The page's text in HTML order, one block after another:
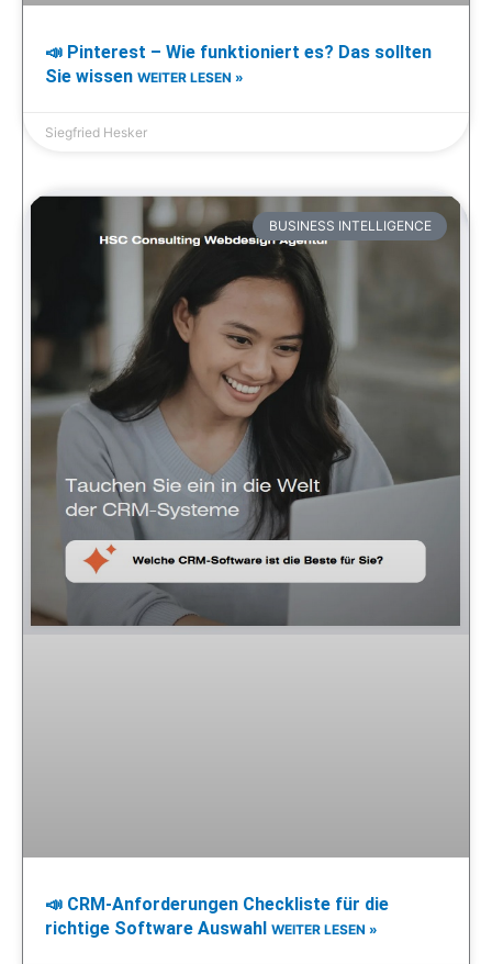
📣 Pinterest – Wie funktioniert es? Das sollten
Sie wissen WEITER LESEN »
Siegfried Hesker
BUSINESS INTELLIGENCE
📣 CRM-Anforderungen Checkliste für die
richtige Software Auswahl WEITER LESEN »